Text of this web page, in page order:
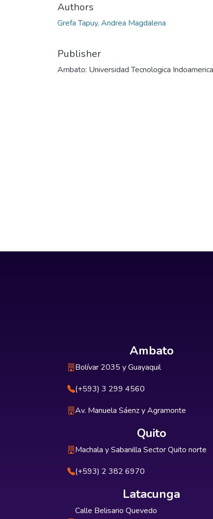
Authors
Grefa Tapuy, Andrea Magdalena
Publisher
Ambato: Universidad Tecnologica Indoamerica
Ambato
Bolívar 2035 y Guayaquil
(+593) 3 299 4560
Av. Manuela Sáenz y Agramonte
Quito
Machala y Sabanilla Sector Quito norte
(+593) 2 382 6970
Latacunga
Calle Belisario Quevedo